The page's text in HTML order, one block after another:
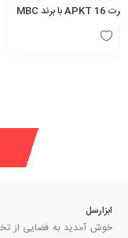
برند SMOXH
ابزارسل
خوش آمدید به فضایی از